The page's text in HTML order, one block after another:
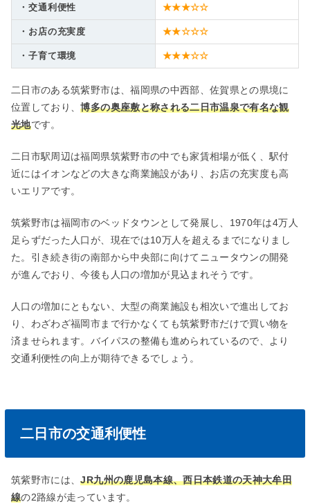
・交通利便性 ★★★☆☆
・お店の充実度 ★★☆☆☆
・子育て環境 ★★★☆☆
二日市のある筑紫野市は、福岡県の中西部、佐賀県との県境に
位置しており、博多の奥座敷と称される二日市温泉で有名な観
光地です。
二日市駅周辺は福岡県筑紫野市の中でも家賃相場が低く、駅付
近にはイオンなどの大きな商業施設があり、お店の充実度も高
いエリアです。
筑紫野市は福岡市のベッドタウンとして発展し、1970年は4万人
足らずだった人口が、現在では10万人を超えるまでになりまし
た。引き続き街の南部から中央部に向けてニュータウンの開発
が進んでおり、今後も人口の増加が見込まれそうです。
人口の増加にともない、大型の商業施設も相次いで進出してお
り、わざわざ福岡市まで行かなくても筑紫野市だけで買い物を
済ませられます。バイパスの整備も進められているので、より
交通利便性の向上が期待できるでしょう。
二日市の交通利便性
筑紫野市には、JR九州の鹿児島本線、西日本鉄道の天神大牟田
線の2路線が走っています。